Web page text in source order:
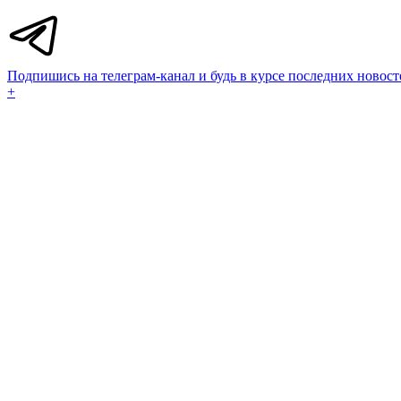
Подпишись на телеграм-канал и будь в курсе последних
+